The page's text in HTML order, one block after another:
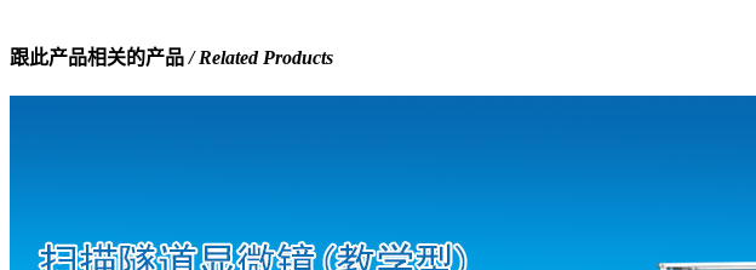
跟此产品相关的产品/ Related Products